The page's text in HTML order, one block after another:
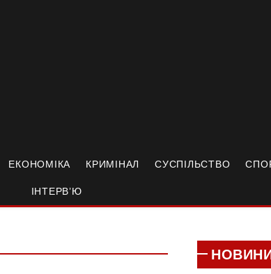
ЕКОНОМІКА КРИМІНАЛ СУСПІЛЬСТВО
ІНТЕРВ’Ю